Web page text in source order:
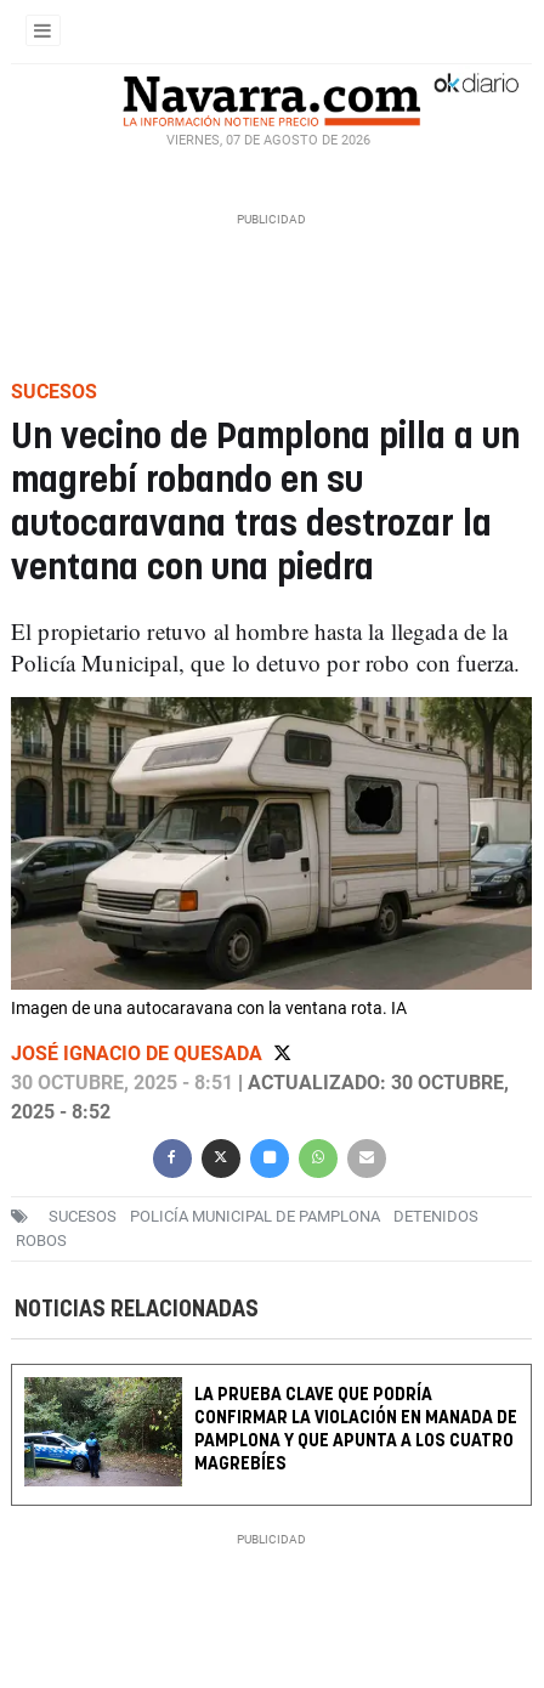
VIERNES, 07 DE AGOSTO DE 2026
SUCESOS
Un vecino de Pamplona pilla a un
magrebí robando en su
autocaravana tras destrozar la
ventana con una piedra
El propietario retuvo al hombre hasta la llegada de la
Policía Municipal, que lo detuvo por robo con fuerza.
Imagen de una autocaravana con la ventana rota. IA
JOSÉ IGNACIO DE QUESADA
30 OCTUBRE, 2025 - 8:51
| ACTUALIZADO: 30 OCTUBRE,
2025 - 8:52
SUCESOS POLICÍA MUNICIPAL DE PAMPLONA
DETENIDOS
ROBOS
NOTICIAS RELACIONADAS
LA PRUEBA CLAVE QUE PODRÍA
CONFIRMAR LA VIOLACIÓN EN MANADA DE
PAMPLONA Y QUE APUNTA A LOS CUATRO
MAGREBÍES